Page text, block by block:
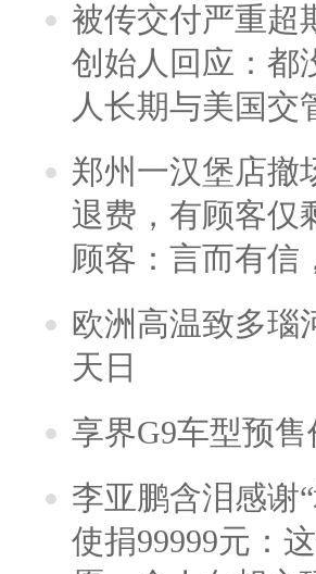
被传交付严重超
创始人回应：都
人长期与美国交
郑州一汉堡店撤
退费，有顾客仅
顾客：言而有信
欧洲高温致多瑙
天日
享界G9车型预
李亚鹏含泪感谢
使捐99999元：